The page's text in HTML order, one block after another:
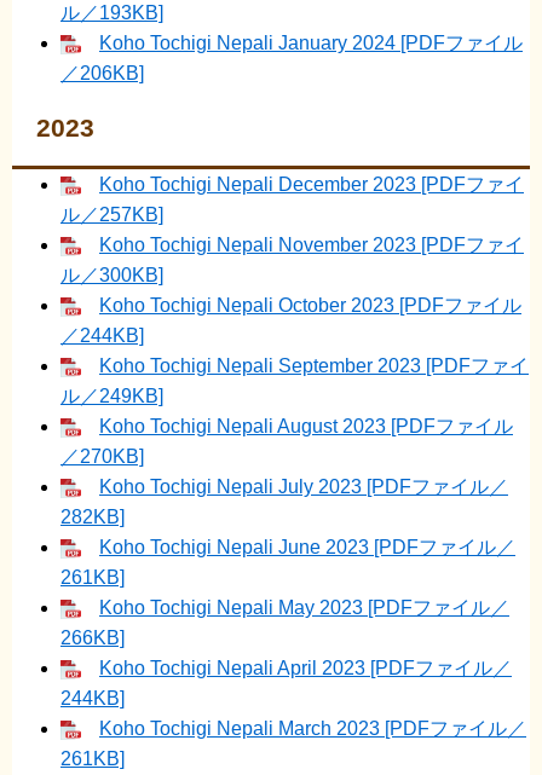
ル／193KB]
Koho Tochigi Nepali January 2024 [PDFファイル
／206KB]
2023
Koho Tochigi Nepali December 2023 [PDFファイ
ル／257KB]
Koho Tochigi Nepali November 2023 [PDFファイ
ル／300KB]
Koho Tochigi Nepali October 2023 [PDFファイル
／244KB]
Koho Tochigi Nepali September 2023 [PDFファイ
ル／249KB]
Koho Tochigi Nepali August 2023 [PDFファイル
／270KB]
Koho Tochigi Nepali July 2023 [PDFファイル／
282KB]
Koho Tochigi Nepali June 2023 [PDFファイル／
261KB]
Koho Tochigi Nepali May 2023 [PDFファイル／
266KB]
Koho Tochigi Nepali April 2023 [PDFファイル／
244KB]
Koho Tochigi Nepali March 2023 [PDFファイル／
261KB]